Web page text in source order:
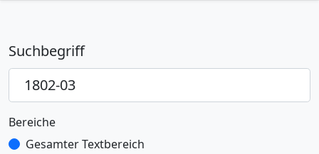
Suchbegriff
Bereiche
Gesamter Textbereich